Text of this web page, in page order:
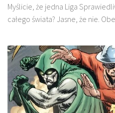
Myślicie, że jedna Liga
całego świata? Jasne, że nie.